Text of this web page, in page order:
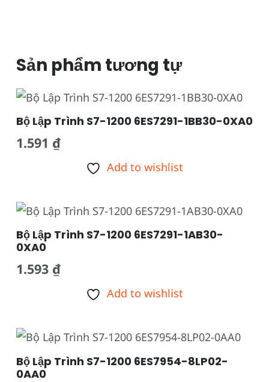
Sản phẩm tương tự
Bộ Lập Trình S7-1200 6ES7291-1BB30-0XA0
1.591 ₫
Add to wishlist
Bộ Lập Trình S7-1200 6ES7291-1AB30-
0XA0
1.593 ₫
Add to wishlist
Bộ Lập Trình S7-1200 6ES7954-8LP02-
0AA0